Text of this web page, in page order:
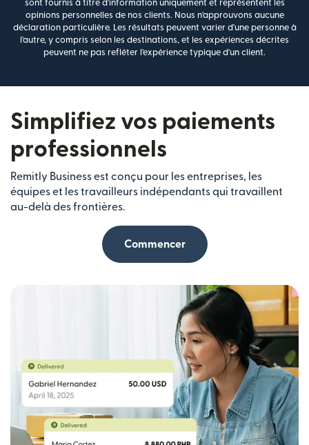
sont fournis à titre d'information uniquement et représentent les
opinions personnelles de nos clients. Nous n'approuvons aucune
déclaration particulière. Les résultats peuvent varier d'une personne à
l'autre, y compris selon les destinations, et les expériences décrites
peuvent ne pas refléter l'expérience typique d'un client.
Simplifiez vos paiements
professionnels
Remitly Business est conçu pour les entreprises, les
équipes et les travailleurs indépendants qui travaillent
au-delà des frontières.
Commencer